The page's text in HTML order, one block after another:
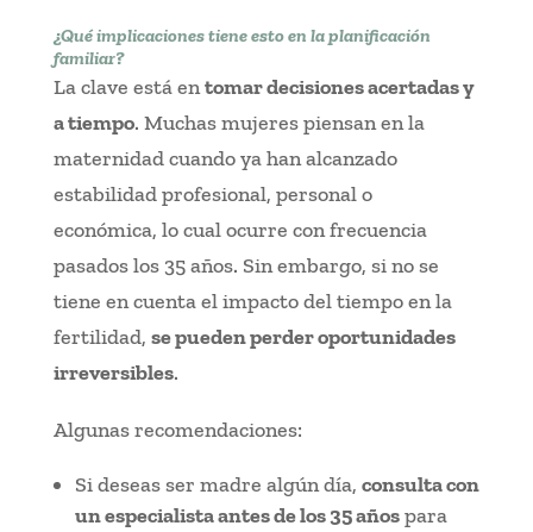
¿Qué implicaciones tiene esto en la planificación
familiar?
La clave está entomar decisiones acertadas y
a tiempo. Muchas mujeres piensan en la
maternidad cuando ya han alcanzado
estabilidad profesional, personal o
económica, lo cual ocurre con frecuencia
pasados los 35 años. Sin embargo, si no se
tiene en cuenta el impacto del tiempo en la
fertilidad, se pueden perder oportunidades
irreversibles.
Algunas recomendaciones:
Si deseas ser madre algún día, consulta con
un especialista antes de los 35 añospara